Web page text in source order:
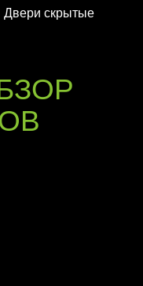
Двери скрытые